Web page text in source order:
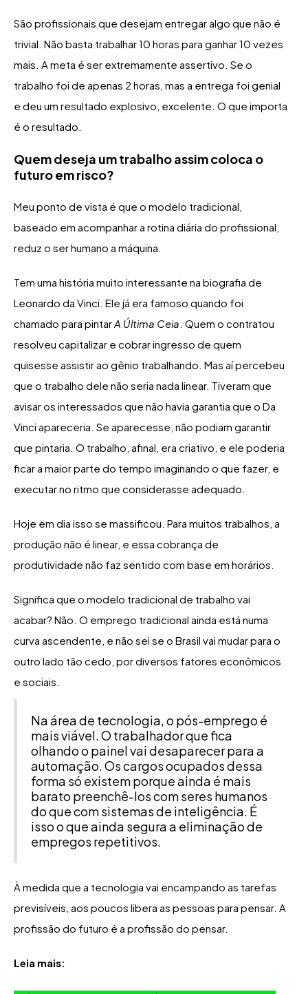
São profissionais que desejam entregar algo que não é
trivial. Não basta trabalhar 10 horas para ganhar 10 vezes
mais. A meta é ser extremamente assertivo. Se o
trabalho foi de apenas 2 horas, mas a entrega foi genial
e deu um resultado explosivo, excelente. O que importa
é o resultado.
Quem deseja um trabalho assim coloca o
futuro em risco?
Meu ponto de vista é que o modelo tradicional,
baseado em acompanhar a rotina diária do profissional,
reduz o ser humano a máquina.
Tem uma história muito interessante na biografia de
Leonardo da Vinci. Ele já era famoso quando foi
chamado para pintarA Última Ceia. Quem o contratou
resolveu capitalizar e cobrar ingresso de quem
quisesse assistir ao gênio trabalhando. Mas aí percebeu
que o trabalho dele não seria nada linear. Tiveram que
avisar os interessados que não havia garantia que o Da
Vinci apareceria. Se aparecesse, não podiam garantir
que pintaria. O trabalho, afinal, era criativo, e ele poderia
ficar a maior parte do tempo imaginando o que fazer, e
executar no ritmo que considerasse adequado.
Hoje em dia isso se massificou. Para muitos trabalhos, a
produção não é linear, e essa cobrança de
produtividade não faz sentido com base em horários.
Significa que o modelo tradicional de trabalho vai
acabar? Não. O emprego tradicional ainda está numa
curva ascendente, e não sei se o Brasil vai mudar para o
outro lado tão cedo, por diversos fatores econômicos
e sociais.
Na área de tecnologia, o pós-emprego é
mais viável. O trabalhador que fica
olhando o painel vai desaparecer para a
automação. Os cargos ocupados dessa
forma só existem porque ainda é mais
barato preenchê-los com seres humanos
do que com sistemas de inteligência. É
isso o que ainda segura a eliminação de
empregos repetitivos.
À medida que a tecnologia vai encampando as tarefas
previsíveis, aos poucos libera as pessoas para pensar. A
profissão do futuro é a profissão do pensar.
Leia mais: